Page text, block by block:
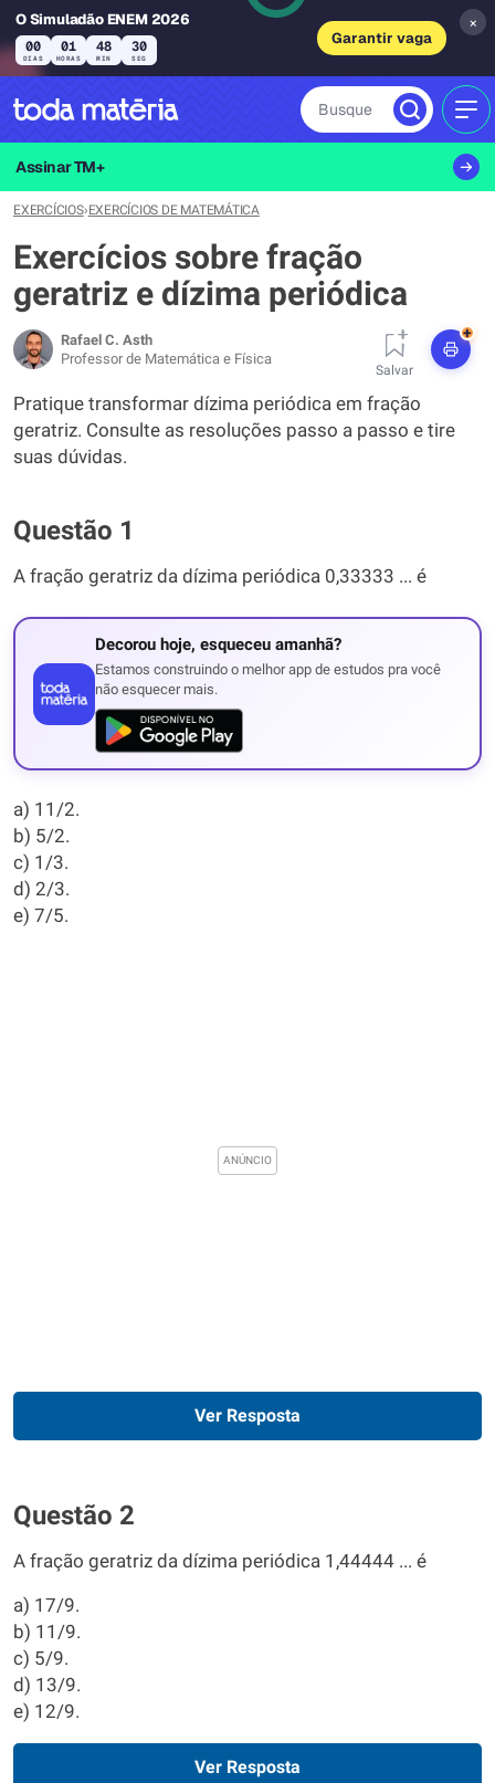
O Simuladão ENEM 2026
00
DIAS
01
HORAS
48
MIN
29
SEG
Garantir vaga
×
Busque
Assinar TM+
EXERCÍCIOS›EXERCÍCIOS DE MATEMÁTICA
Exercícios sobre fração
geratriz e dízima periódica
Rafael C. Asth
Professor de Matemática e Física
Salvar
+
Pratique transformar dízima periódica em fração
geratriz. Consulte as resoluções passo a passo e tire
suas dúvidas.
Questão 1
A fração geratriz da dízima periódica 0,33333 ... é
Decorou hoje, esqueceu amanhã?
Estamos construindo o melhor app de estudos pra você
não esquecer mais.
a) 11/2.
b) 5/2.
c) 1/3.
d) 2/3.
e) 7/5.
Ver Resposta
Questão 2
A fração geratriz da dízima periódica 1,44444 ... é
a) 17/9.
b) 11/9.
c) 5/9.
d) 13/9.
e) 12/9.
Ver Resposta